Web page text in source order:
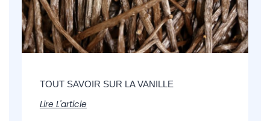
TOUT SAVOIR SUR LA VANILLE
Lire L'article